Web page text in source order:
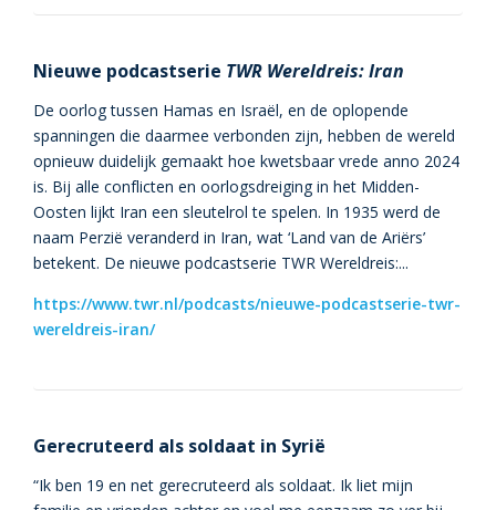
Nieuwe podcastserie TWR Wereldreis: Iran
De oorlog tussen Hamas en Israël, en de oplopende
spanningen die daarmee verbonden zijn, hebben de wereld
opnieuw duidelijk gemaakt hoe kwetsbaar vrede anno 2024
is. Bij alle conflicten en oorlogsdreiging in het Midden-
Oosten lijkt Iran een sleutelrol te spelen. In 1935 werd de
naam Perzië veranderd in Iran, wat ‘Land van de Ariërs’
betekent. De nieuwe podcastserie TWR Wereldreis:...
https://www.twr.nl/podcasts/nieuwe-podcastserie-twr-
wereldreis-iran/
Gerecruteerd als soldaat in Syrië
“Ik ben 19 en net gerecruteerd als soldaat. Ik liet mijn